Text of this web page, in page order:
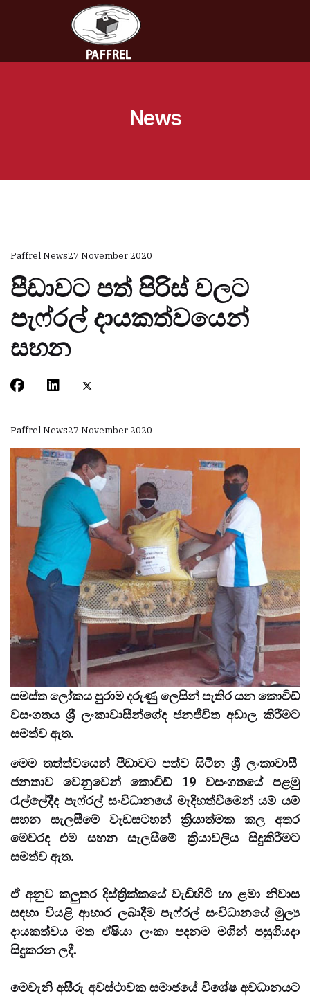
News
Paffrel News27 November 2020
පීඩාවට පත් පිරිස් වලට
පැෆ්රල් දායකත්වයෙන්
සහන
Paffrel News27 November 2020
සමස්ත ලෝකය පුරාම දරුණු ලෙසින් පැතිර යන කොවිඩ්
වසංගතය ශ්‍රී ලංකාවාසීන්ගේද ජනජීවිත අඩාල කිරීමට
සමත්ව ඇත.
මෙම තත්ත්වයෙන් පීඩාවට පත්ව සිටින ශ්‍රී ලංකාවාසී
ජනතාව වෙනුවෙන් කොවිඩ් 19 වසංගතයේ පළමු
රැල්ලේදීද පැෆ්රල් සංවිධානයේ මැදිහත්වීමෙන් යම් යම්
සහන සැලසීමේ වැඩසටහන් ක්‍රියාත්මක කල අතර
මෙවරද එම සහන සැලසීමේ ක්‍රියාවලිය සිදුකිරීමට
සමත්ව ඇත.
ඒ අනුව කලුතර දිස්ත්‍රික්කයේ වැඩිහිටි හා ළමා නිවාස
සඳහා වියළි ආහාර ලබාදීම පැෆ්රල් සංවිධානයේ මුල්‍ය
දායකත්වය මත ඒෂියා ලංකා පදනම මගින් පසුගියදා
සිදුකරන ලදී.
මෙවැනි අසීරු අවස්ථාවක සමාජයේ විශේෂ අවධානයට